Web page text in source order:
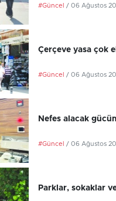
#Güncel / 06 Ağustos
Çerçeve yasa çok
#Güncel / 06 Ağustos
Nefes alacak
#Güncel / 06 Ağustos
Parklar, sokaklar